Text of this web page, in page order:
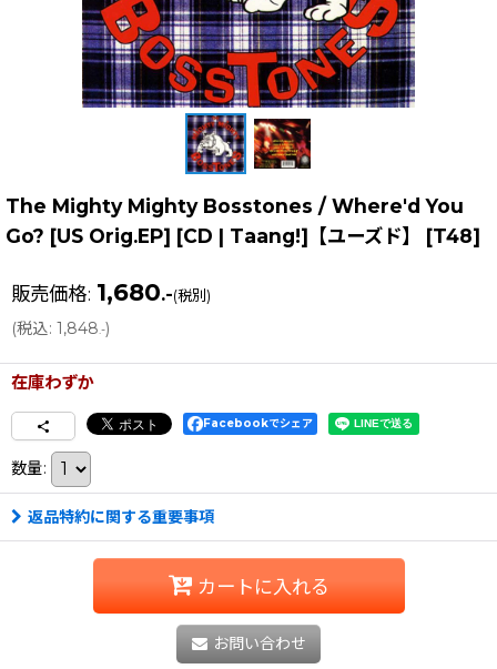
The Mighty Mighty Bosstones ‎/ Where'd You
Go? [US Orig.EP] [CD | Taang!]【ユーズド】
[T48]
販売価格: 1,680.-(税別)
(税込: 1,848.-)
在庫わずか
Facebookでシェア
数量:
返品特約に関する重要事項
カートに入れる
お問い合わせ